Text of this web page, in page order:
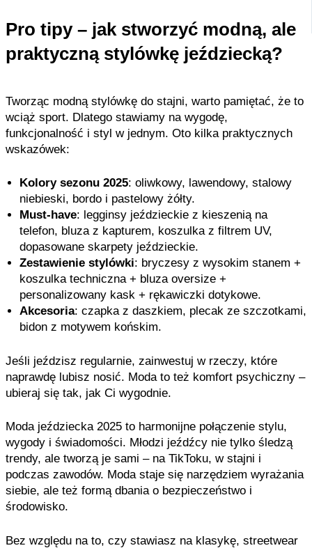
Pro tipy – jak stworzyć modną, ale
praktyczną stylówkę jeździecką?
Tworząc modną stylówkę do stajni, warto pamiętać, że to
wciąż sport. Dlatego stawiamy na wygodę,
funkcjonalność i styl w jednym. Oto kilka praktycznych
wskazówek:
Kolory sezonu 2025: oliwkowy, lawendowy, stalowy
niebieski, bordo i pastelowy żółty.
Must-have: legginsy jeździeckie z kieszenią na
telefon, bluza z kapturem, koszulka z filtrem UV,
dopasowane skarpety jeździeckie.
Zestawienie stylówki: bryczesy z wysokim stanem +
koszulka techniczna + bluza oversize +
personalizowany kask + rękawiczki dotykowe.
Akcesoria: czapka z daszkiem, plecak ze szczotkami,
bidon z motywem końskim.
Jeśli jeździsz regularnie, zainwestuj w rzeczy, które
naprawdę lubisz nosić. Moda to też komfort psychiczny –
ubieraj się tak, jak Ci wygodnie.
Moda jeździecka 2025 to harmonijne połączenie stylu,
wygody i świadomości. Młodzi jeźdźcy nie tylko śledzą
trendy, ale tworzą je sami – na TikToku, w stajni i
podczas zawodów. Moda staje się narzędziem wyrażania
siebie, ale też formą dbania o bezpieczeństwo i
środowisko.
Bez względu na to, czy stawiasz na klasykę, streetwear